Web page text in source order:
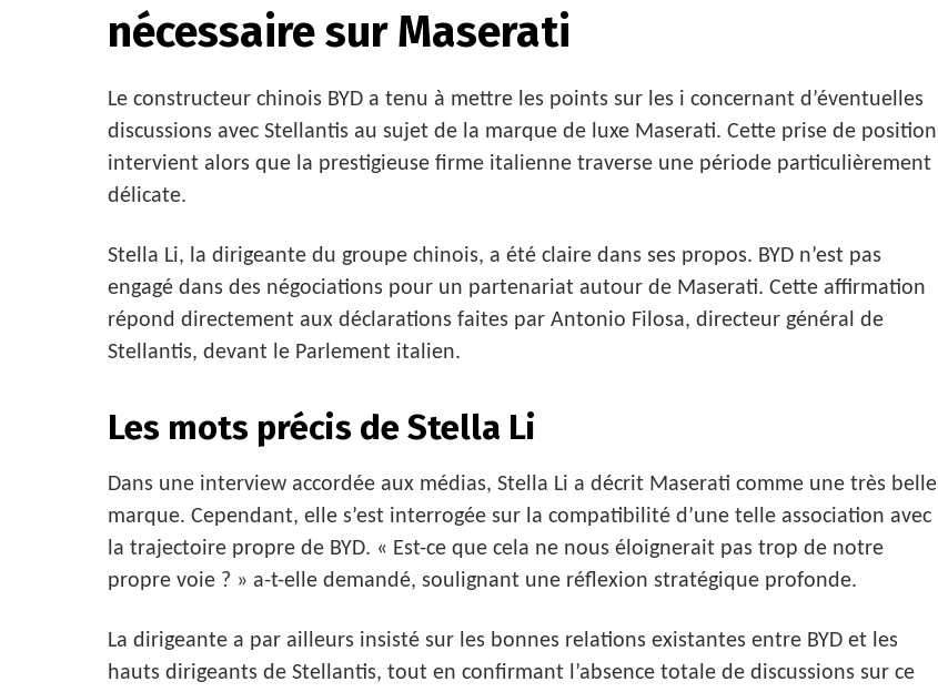
nécessaire sur Maserati
Le constructeur chinois BYD a tenu à mettre les points sur les i concernant d’éventuelles
discussions avec Stellantis au sujet de la marque de luxe Maserati. Cette prise de position
intervient alors que la prestigieuse firme italienne traverse une période particulièrement
délicate.
Stella Li, la dirigeante du groupe chinois, a été claire dans ses propos. BYD n’est pas
engagé dans des négociations pour un partenariat autour de Maserati. Cette affirmation
répond directement aux déclarations faites par Antonio Filosa, directeur général de
Stellantis, devant le Parlement italien.
Les mots précis de Stella Li
Dans une interview accordée aux médias, Stella Li a décrit Maserati comme une très belle
marque. Cependant, elle s’est interrogée sur la compatibilité d’une telle association avec
la trajectoire propre de BYD. « Est-ce que cela ne nous éloignerait pas trop de notre
propre voie ? » a-t-elle demandé, soulignant une réflexion stratégique profonde.
La dirigeante a par ailleurs insisté sur les bonnes relations existantes entre BYD et les
hauts dirigeants de Stellantis, tout en confirmant l’absence totale de discussions sur ce